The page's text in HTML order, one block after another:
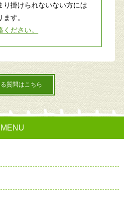
り掛けられないない方には
す。
ださい。
質問はこちら
MENU